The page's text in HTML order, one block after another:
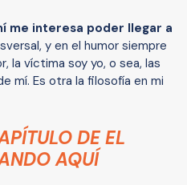
me interesa poder llegar a
y en el humor siempre
la víctima soy yo, o sea, las
mí. Es otra la filosofía en mi
DE EL
AQUÍ